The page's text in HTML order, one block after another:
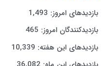
بازدیدهای امروز: 1,493
بازدیدکنندگان امروز: 465
بازدیدهای این هفته: 10,339